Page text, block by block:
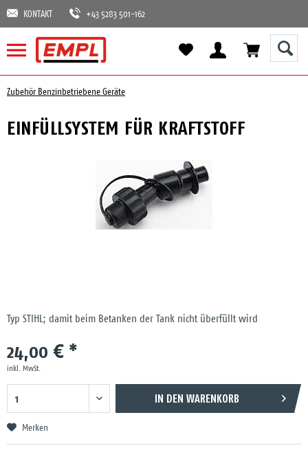
KONTAKT +43 5283 501-162
Zubehör Benzinbetriebene Geräte
EINFÜLLSYSTEM FÜR KRAFTSTOFF
Typ STIHL; damit beim Betanken der Tank nicht überfüllt wird
24,00 € *
inkl. MwSt.
IN DEN WARENKORB
Merken